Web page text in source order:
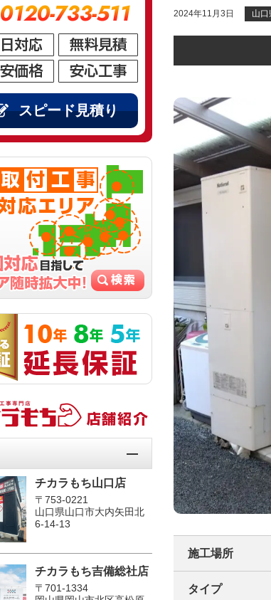
2024年11月3日 山口
施工場所
タイプ
0120-733-511
スピード見積り
チカラもち山口店
〒753-0221
山口県山口市大内矢田北
6-14-13
チカラもち吉備総社店
〒701-1334